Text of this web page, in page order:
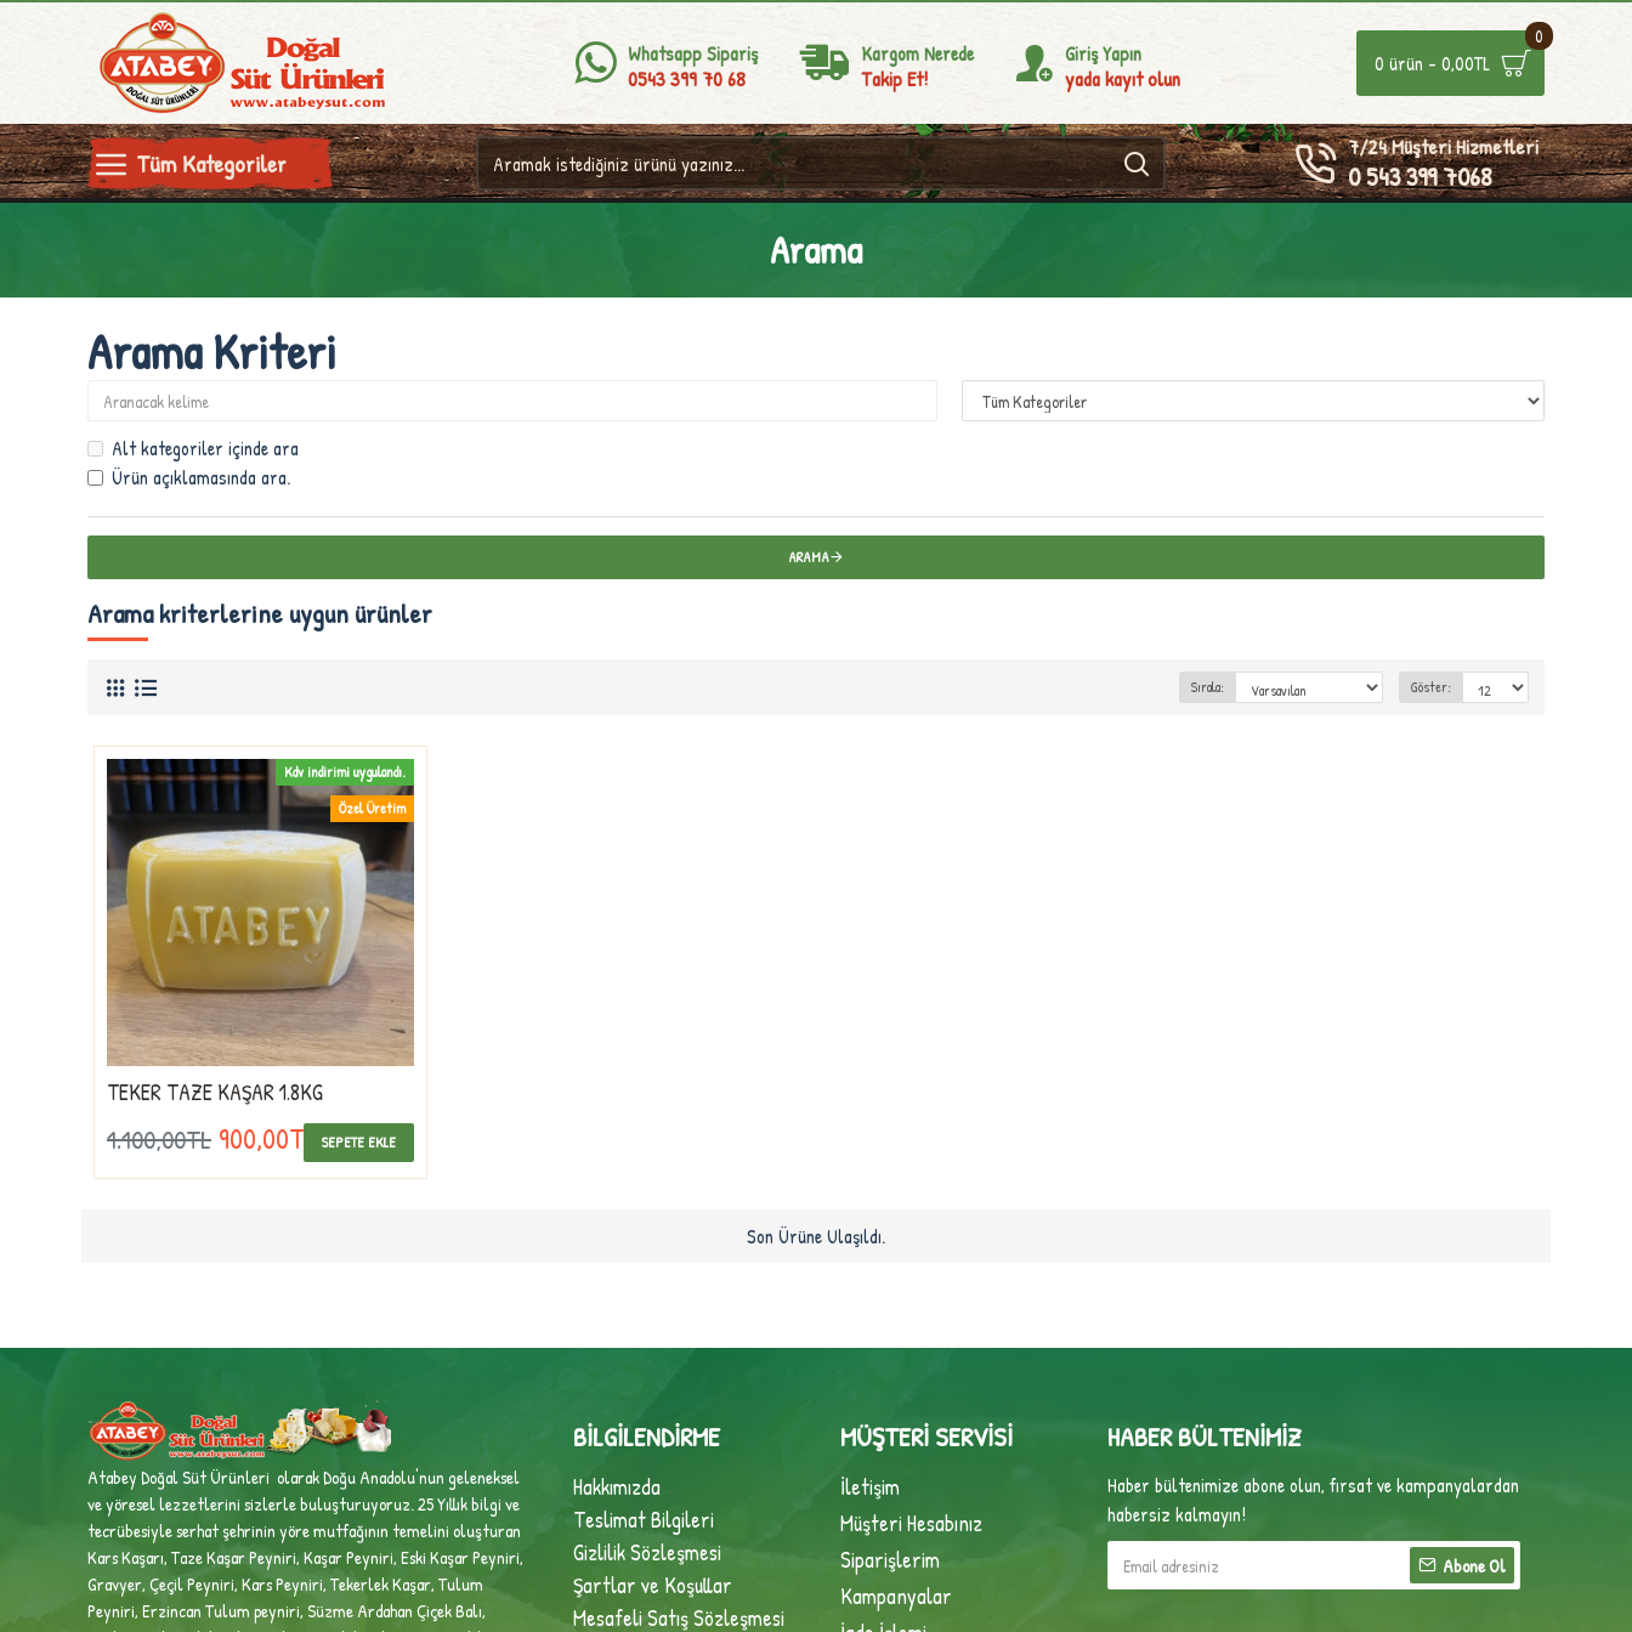
Whatsapp Sipariş
0543 399 70 68
Kargom Nerede
Takip Et!
Giriş Yapın
yada kayıt olun
0 ürün - 0,00TL
0
Tüm Kategoriler
7/24 Müşteri Hizmetleri
0 543 399 7068
Arama
Arama Kriteri
Alt kategoriler içinde ara
Ürün açıklamasında ara.
ARAMA
Arama kriterlerine uygun ürünler
Sırala: Göster:
Özel Üretim
Kdv indirimi uygulandı.
TEKER TAZE KAŞAR 1.8KG
1.100,00TL 900,00TL SEPETE EKLE
Son Ürüne Ulaşıldı.
Atabey Doğal Süt Ürünleri olarak Doğu Anadolu'nun geleneksel
ve yöresel lezzetlerini sizlerle buluşturuyoruz. 25 Yıllık bilgi ve
tecrübesiyleserhat şehrinin yöre mutfağının temelini oluşturan
Kars Kaşarı, Taze Kaşar Peyniri, Kaşar Peyniri, Eski Kaşar Peyniri,
Gravyer, Çeçil Peyniri, Kars Peyniri, Tekerlek Kaşar, Tulum
Peyniri, Erzincan Tulum peyniri,Süzme Ardahan Çiçek Balı,
BILGILENDIRME
Hakkımızda
Teslimat Bilgileri
Gizlilik Sözleşmesi
Şartlar ve Koşullar
Mesafeli Satış Sözleşmesi
MÜŞTERI SERVISI
İletişim
Müşteri Hesabınız
Siparişlerim
Kampanyalar
HABER BÜLTENIMIZ
Haber bültenimize abone olun, fırsat ve kampanyalardan
habersiz kalmayın!
Abone Ol